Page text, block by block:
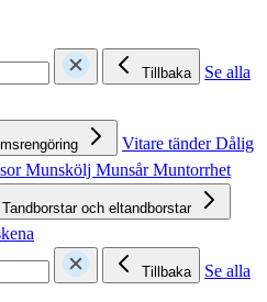
Tillbaka
Se alla
Vitare tänderDålig
Munskölj MunsårMuntorrhet
Tandborstar och eltandborstar
Tillbaka
Se alla